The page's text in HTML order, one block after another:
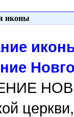
иконы